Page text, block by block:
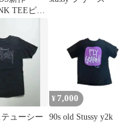
TEEピグ
テューシー
¥ 7,000
90s old Stussy y2k